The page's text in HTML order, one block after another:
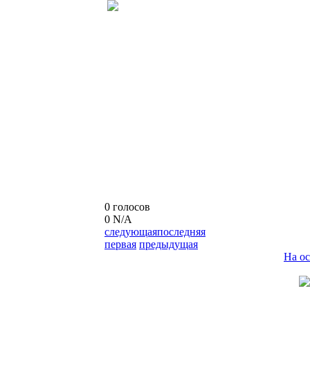
0 голосов
0 N/A
следующаяпоследняя
первая предыдущая
На